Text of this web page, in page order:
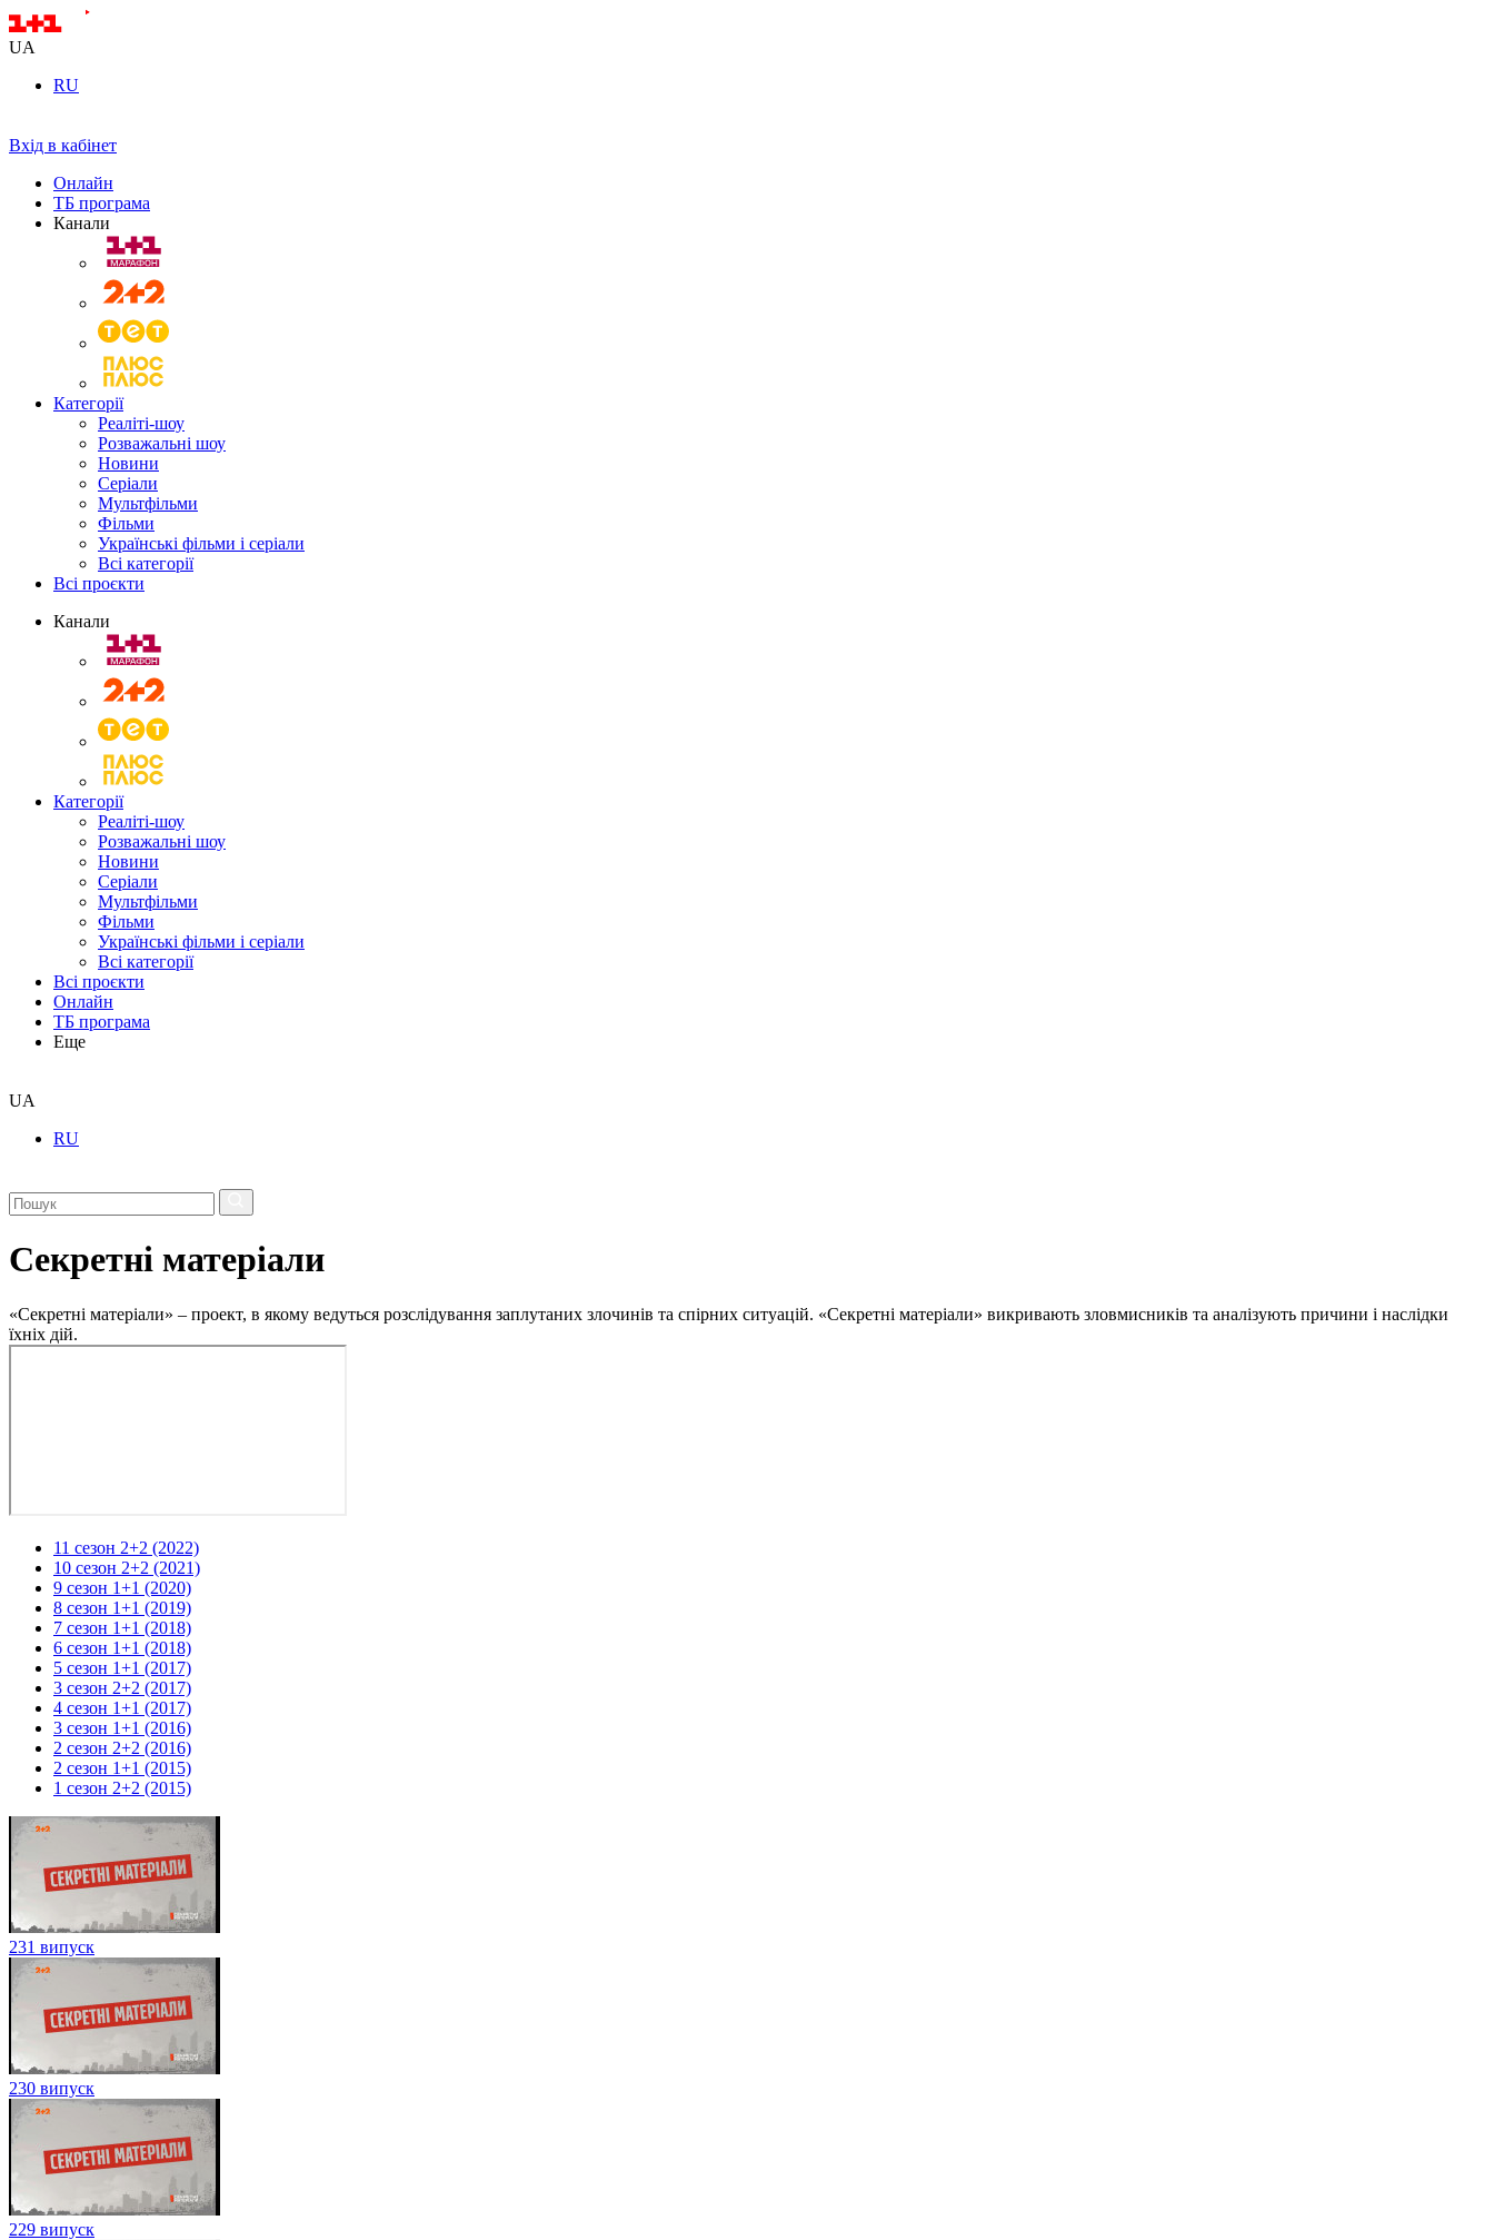
UA
RU
Вхід в кабінет
Онлайн
ТБ програма
Канали
Категорії
Реаліті-шоу
Розважальні шоу
Новини
Серіали
Мультфільми
Фільми
Українські фільми і серіали
Всі категорії
Всі проєкти
Канали
Категорії
Реаліті-шоу
Розважальні шоу
Новини
Серіали
Мультфільми
Фільми
Українські фільми і серіали
Всі категорії
Всі проєкти
Онлайн
ТБ програма
Еще
UA
RU
Секретні матеріали
«Секретні матеріали» – проект, в якому ведуться розслідування заплутаних злочинів та спірних ситуацій. «Секретні матеріали» викривають зловмисників та аналізують причини і наслідки
їхніх дій.
11 сезон 2+2 (2022)
10 сезон 2+2 (2021)
9 сезон 1+1 (2020)
8 сезон 1+1 (2019)
7 сезон 1+1 (2018)
6 сезон 1+1 (2018)
5 сезон 1+1 (2017)
3 сезон 2+2 (2017)
4 сезон 1+1 (2017)
3 сезон 1+1 (2016)
2 сезон 2+2 (2016)
2 сезон 1+1 (2015)
1 сезон 2+2 (2015)
231 випуск
230 випуск
229 випуск